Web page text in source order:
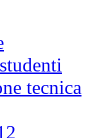
tecnica